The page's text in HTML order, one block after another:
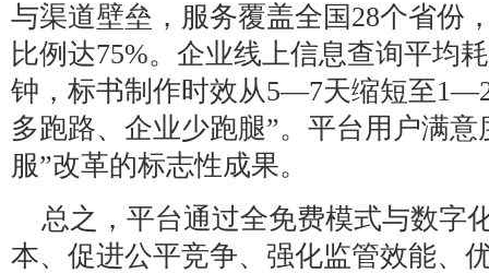
与渠道壁垒，服务覆盖全国28个省份
比例达75%。企业线上信息查询平均
钟，标书制作时效从5—7天缩短至
多跑路、企业少跑腿”。平台用户满
服”改革的标志性成果。
总之，平台通过全免费模式与数字
本、促进公平竞争、强化监管效能、